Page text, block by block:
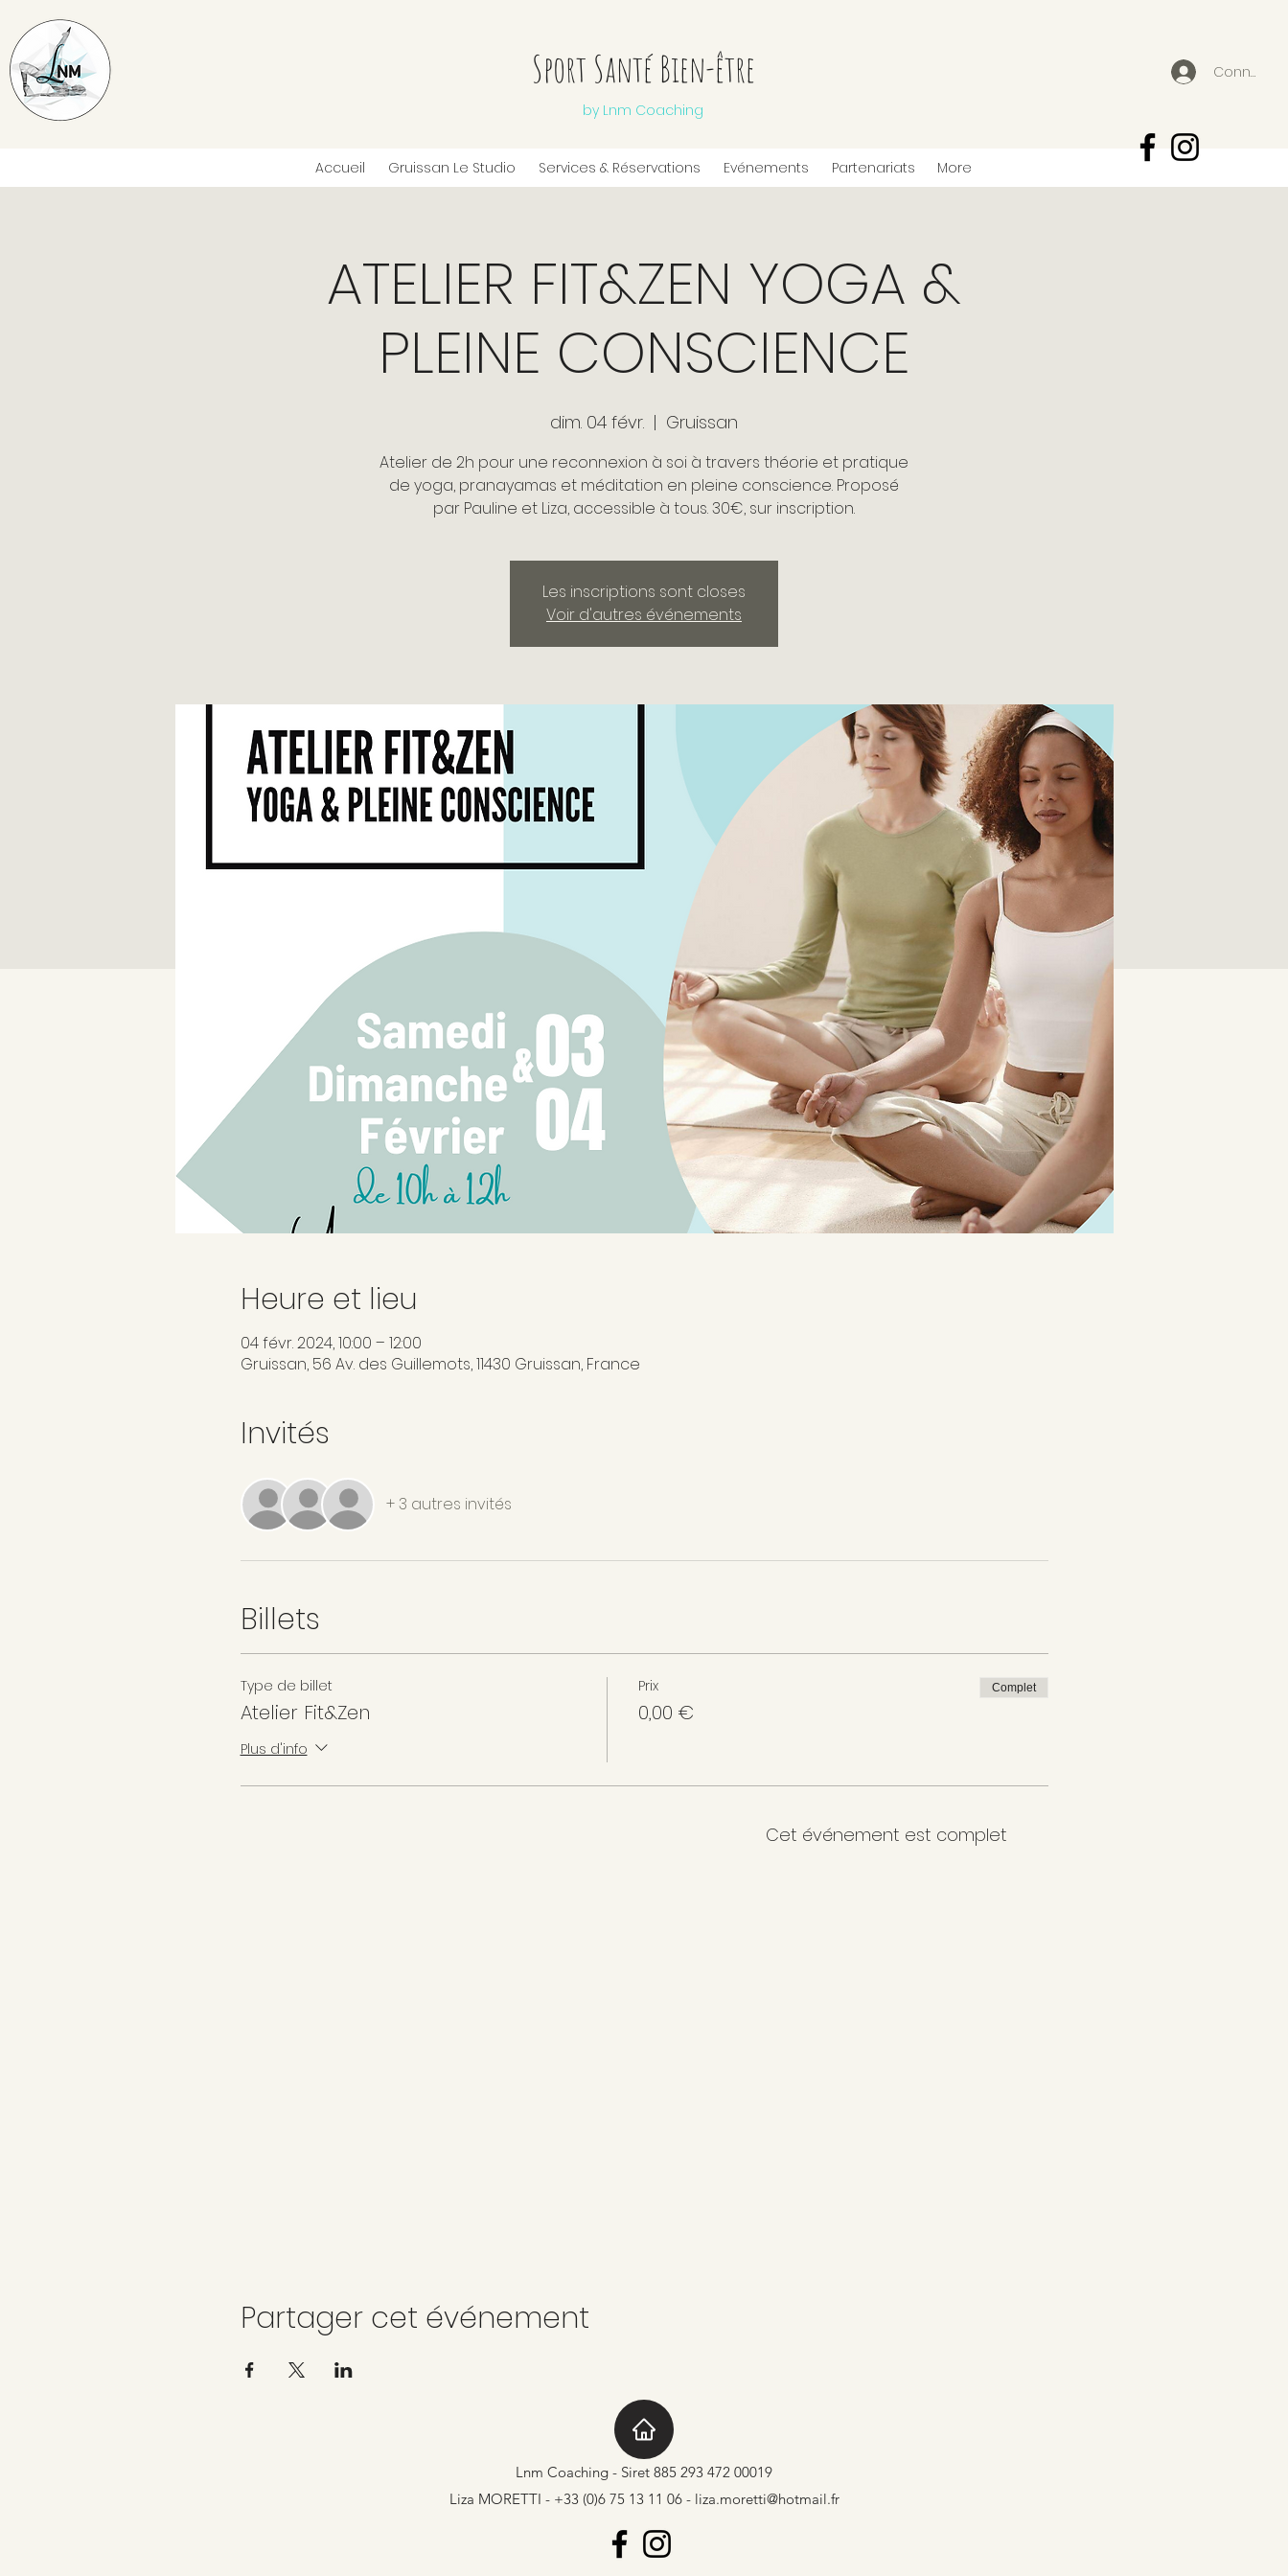
Connexion
Sport Santé Bien-être
by Lnm Coaching
Accueil Gruissan Le Studio Services & Réservations Evénements Partenariats More
ATELIER FIT&ZEN YOGA &
PLEINE CONSCIENCE
dim. 04 févr.
  |
Gruissan
Atelier de 2h pour une reconnexion à soi à travers théorie et pratique
de yoga, pranayamas et méditation en pleine conscience. Proposé
par Pauline et Liza, accessible à tous. 30€, sur inscription.
Les inscriptions sont closes
Voir d'autres événements
Heure et lieu
04 févr. 2024, 10:00 – 12:00
Gruissan, 56 Av. des Guillemots, 11430 Gruissan, France
Invités
+ 3 autres invités
Billets
Type de billet
Atelier Fit&Zen
Plus d'info
Prix
0,00 €
Complet
Cet événement est complet
Partager cet événement
Lnm Coaching - Siret 885 293 472 00019
Liza MORETTI - +33 (0)6 75 13 11 06 - liza.moretti@hotmail.fr